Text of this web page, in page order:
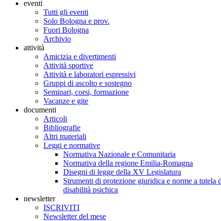
eventi
Tutti gli eventi
Solo Bologna e prov.
Fuori Bologna
Archivio
attività
Amicizia e divertimenti
Attività sportive
Attività e laboratori espressivi
Gruppi di ascolto e sostegno
Seminari, corsi, formazione
Vacanze e gite
documenti
Articoli
Bibliografie
Altri materiali
Leggi e normative
Normativa Nazionale e Comunitaria
Normativa della regione Emilia-Romagna
Disegni di legge della XV Legislatura
Strumenti di protezione giuridica e norme a tutela
disabilità psichica
newsletter
ISCRIVITI
Newsletter del mese